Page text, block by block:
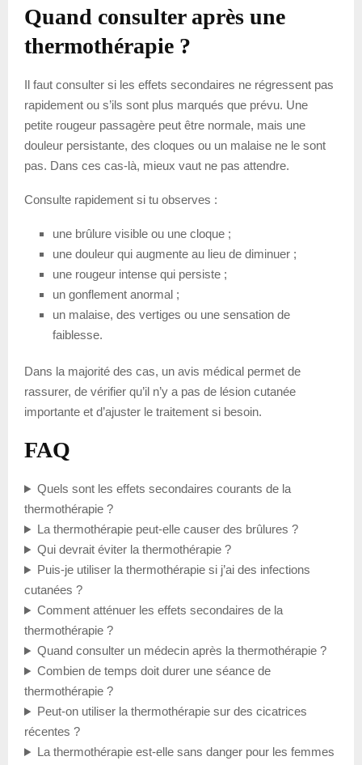
Quand consulter après une
thermothérapie ?
Il faut consulter si les effets secondaires ne régressent pas
rapidement ou s’ils sont plus marqués que prévu. Une
petite rougeur passagère peut être normale, mais une
douleur persistante, des cloques ou un malaise ne le sont
pas. Dans ces cas-là, mieux vaut ne pas attendre.
Consulte rapidement si tu observes :
une brûlure visible ou une cloque ;
une douleur qui augmente au lieu de diminuer ;
une rougeur intense qui persiste ;
un gonflement anormal ;
un malaise, des vertiges ou une sensation de
faiblesse.
Dans la majorité des cas, un avis médical permet de
rassurer, de vérifier qu’il n’y a pas de lésion cutanée
importante et d’ajuster le traitement si besoin.
FAQ
Quels sont les effets secondaires courants de la
thermothérapie ?
La thermothérapie peut-elle causer des brûlures ?
Qui devrait éviter la thermothérapie ?
Puis-je utiliser la thermothérapie si j’ai des infections
cutanées ?
Comment atténuer les effets secondaires de la
thermothérapie ?
Quand consulter un médecin après la thermothérapie ?
Combien de temps doit durer une séance de
thermothérapie ?
Peut-on utiliser la thermothérapie sur des cicatrices
récentes ?
La thermothérapie est-elle sans danger pour les femmes